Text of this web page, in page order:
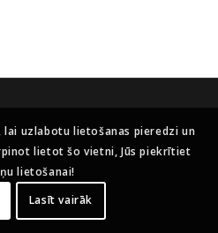
uzlabotu lietošanas pieredzi un
lietot šo vietni, Jūs piekrītiet
lietošanai!
Lasīt vairāk